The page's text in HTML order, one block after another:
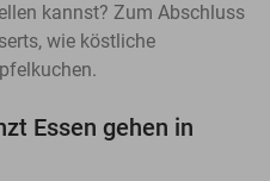
kannst? Zum Abschluss
wie köstliche
Essen gehen in